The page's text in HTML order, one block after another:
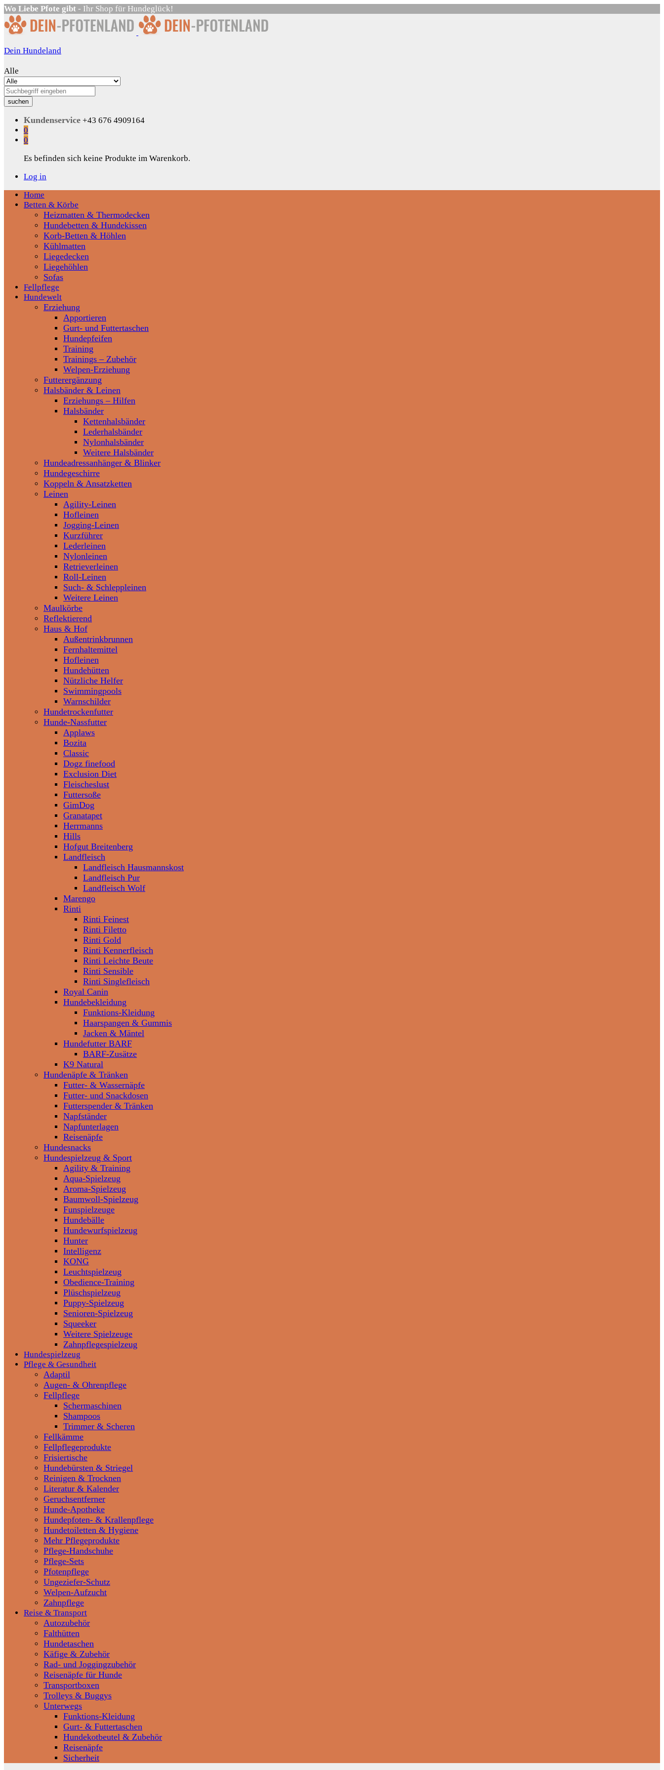
Wo Liebe Pfote gibt - Ihr Shop für Hundeglück!
Dein Hundeland
Alle
suchen
Kundenservice +43 676 4909164
0
0
Es befinden sich keine Produkte im Warenkorb.
Log in
Home
Betten & Körbe
Heizmatten & Thermodecken
Hundebetten & Hundekissen
Korb-Betten & Höhlen
Kühlmatten
Liegedecken
Liegehöhlen
Sofas
Fellpflege
Hundewelt
Erziehung
Apportieren
Gurt- und Futtertaschen
Hundepfeifen
Training
Trainings – Zubehör
Welpen-Erziehung
Futterergänzung
Halsbänder & Leinen
Erziehungs – Hilfen
Halsbänder
Kettenhalsbänder
Lederhalsbänder
Nylonhalsbänder
Weitere Halsbänder
Hundeadressanhänger & Blinker
Hundegeschirre
Koppeln & Ansatzketten
Leinen
Agility-Leinen
Hofleinen
Jogging-Leinen
Kurzführer
Lederleinen
Nylonleinen
Retrieverleinen
Roll-Leinen
Such- & Schleppleinen
Weitere Leinen
Maulkörbe
Reflektierend
Haus & Hof
Außentrinkbrunnen
Fernhaltemittel
Hofleinen
Hundehütten
Nützliche Helfer
Swimmingpools
Warnschilder
Hundetrockenfutter
Hunde-Nassfutter
Applaws
Bozita
Classic
Dogz finefood
Exclusion Diet
Fleischeslust
Futtersoße
GimDog
Granatapet
Herrmanns
Hills
Hofgut Breitenberg
Landfleisch
Landfleisch Hausmannskost
Landfleisch Pur
Landfleisch Wolf
Marengo
Rinti
Rinti Feinest
Rinti Filetto
Rinti Gold
Rinti Kennerfleisch
Rinti Leichte Beute
Rinti Sensible
Rinti Singlefleisch
Royal Canin
Hundebekleidung
Funktions-Kleidung
Haarspangen & Gummis
Jacken & Mäntel
Hundefutter BARF
BARF-Zusätze
K9 Natural
Hundenäpfe & Tränken
Futter- & Wassernäpfe
Futter- und Snackdosen
Futterspender & Tränken
Napfständer
Napfunterlagen
Reisenäpfe
Hundesnacks
Hundespielzeug & Sport
Agility & Training
Aqua-Spielzeug
Aroma-Spielzeug
Baumwoll-Spielzeug
Funspielzeuge
Hundebälle
Hundewurfspielzeug
Hunter
Intelligenz
KONG
Leuchtspielzeug
Obedience-Training
Plüschspielzeug
Puppy-Spielzeug
Senioren-Spielzeug
Squeeker
Weitere Spielzeuge
Zahnpflegespielzeug
Hundespielzeug
Pflege & Gesundheit
Adaptil
Augen- & Ohrenpflege
Fellpflege
Schermaschinen
Shampoos
Trimmer & Scheren
Fellkämme
Fellpflegeprodukte
Frisiertische
Hundebürsten & Striegel
Reinigen & Trocknen
Literatur & Kalender
Geruchsentferner
Hunde-Apotheke
Hundepfoten- & Krallenpflege
Hundetoiletten & Hygiene
Mehr Pflegeprodukte
Pflege-Handschuhe
Pflege-Sets
Pfotenpflege
Ungeziefer-Schutz
Welpen-Aufzucht
Zahnpflege
Reise & Transport
Autozubehör
Falthütten
Hundetaschen
Käfige & Zubehör
Rad- und Joggingzubehör
Reisenäpfe für Hunde
Transportboxen
Trolleys & Buggys
Unterwegs
Funktions-Kleidung
Gurt- & Futtertaschen
Hundekotbeutel & Zubehör
Reisenäpfe
Sicherheit